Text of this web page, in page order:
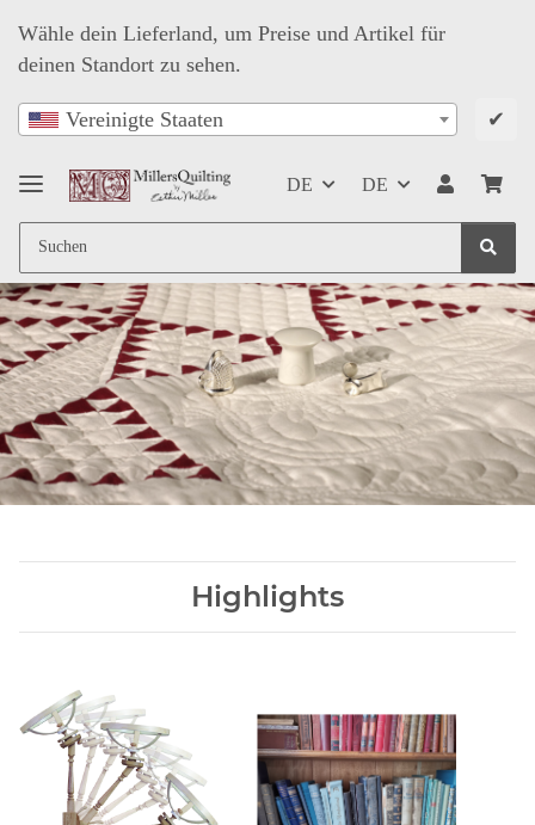
Wähle dein Lieferland, um Preise und Artikel für
deinen Standort zu sehen.
Vereinigte Staaten ✔
DE DE
Highlights